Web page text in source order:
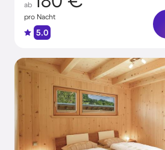
ab
pro Nacht
5.0